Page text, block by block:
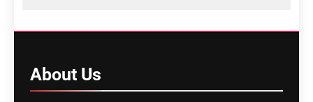
സർക്കാരിനെതിരെ
About Us